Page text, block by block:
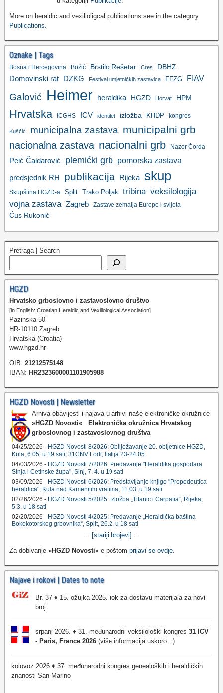
More on heraldic and vexilloligcal publications see in the category
Publications.
Oznake | Tags
Bosna i Hercegovina Božić Brstilo Rešetar Cres DBHZ
Domovinski rat DZKG Festival umjetničkih zastavica FFZG FIAV
Galović Heimer heraldika HGZD Horvat HPM
Hrvatska ICGHS ICV identitet izložba KHDP kongres
Kuščić municipalna zastava municipalni grb
nacionalna zastava nacionalni grb Nazor Čorda
Peić Čaldarović plemićki grb pomorska zastava
predsjednik RH publikacija Rijeka skup
Skupština HGZD-a Split Trako Poljak tribina veksilologija
vojna zastava Zagreb Zastave zemalja Europe i svijeta
Ćus Rukonić
Pretraga | Search
HGZD
Hrvatsko grboslovno i zastavoslovno društvo
[in English: Croatian Heraldic and Vexillological Association]
Pazinska 50
HR-10110 Zagreb
Hrvatska (Croatia)
www.hgzd.hr
OIB: 21212575148
IBAN: HR2323600001101905988
HGZD Novosti | Newsletter
Arhiva obavijesti i najava u arhivi naše elektroničke okružnice
»HGZD Novosti« : Elektronička okružnica Hrvatskog
grboslovnog i zastavoslovnog društva
04/25/2026 - HGZD Novosti 8/2026: Obilježavanje 20. obljetnice HGZD,
Kula, 6.05. u 19 sati; 31CNV Lodi, Italija 23-24.05
04/03/2026 - HGZD Novosti 7/2026: Predavanje "Heraldika gospodara
Sinja i Cetinske župa", Sinj, 7. 4. u 19 sati
03/09/2026 - HGZD Novosti 6/2026: Predstavljanje knjige "Propedeutica
heraldica", Kula nad Kamenitim vratima, 11.03. u 19 sati
02/26/2026 - HGZD Novosti 5/2025: Izložba „Titanic i Carpatia“, Rijeka,
5.3. u 18 sati
02/20/2026 - HGZD Novosti 4/2025: Predavanje „Heraldička baština
Bokokotorskog grbovnika“, Split, 26.2. u 18 sati
... [stariji brojevi] ...
Za dobivanje »HGZD Novosti« e-poštom prijavi se ovdje.
Najave i rokovi | Dates to note
Br. 37 ♦ 15. ožujka 2025. rok za dostavu materijala za novi
broj
srpanj 2026. ♦ 31. međunarodni veksilološki kongres 31 ICV
- Paris, France 2026 (više informacija uskoro...)
kolovoz 2026 ♦ 37. međunarodni kongres genealoških i heraldičkih
znanosti San Marino